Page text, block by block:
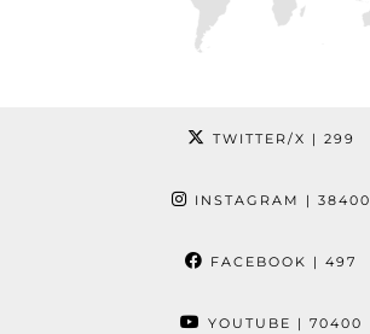
TWITTER/X | 299
INSTAGRAM | 38400
FACEBOOK | 497
YOUTUBE | 70400